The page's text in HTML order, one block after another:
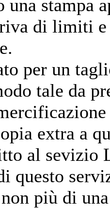
una stampa
di limiti e
per un
tale da
extra a
al sevizio
questo
più di